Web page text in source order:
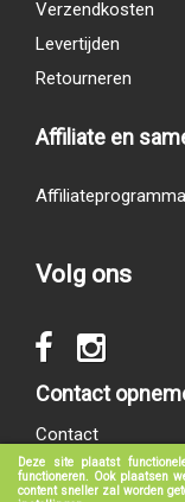
Deze site plaatst
functioneren. Ook plaatsen
content sneller zal worden
Verzendkosten
Levertijden
Retourneren
Affiliate en
Affiliateprogramma
Volg ons
Contact
Contact